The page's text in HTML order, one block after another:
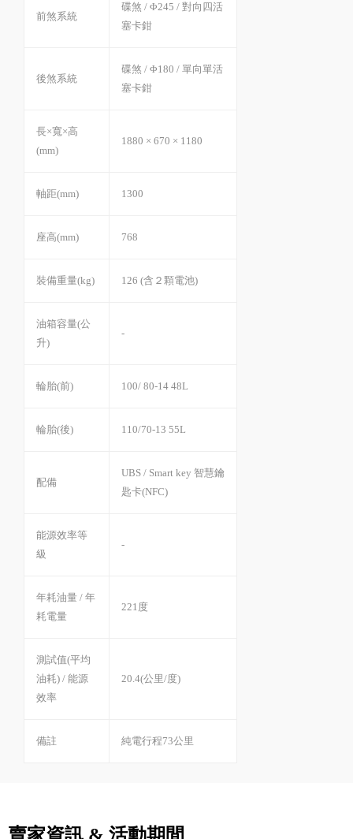
前煞系統
碟煞 / Φ245 / 對向四活
塞卡鉗
後煞系統
碟煞 / Φ180 / 單向單活
塞卡鉗
長×寬×高
(mm)
1880 × 670 × 1180
軸距(mm) 1300
座高(mm) 768
裝備重量(kg) 126 (含２顆電池)
油箱容量(公
升)
-
輪胎(前) 100/ 80-14 48L
輪胎(後) 110/70-13 55L
配備
UBS / Smart key 智慧鑰
匙卡(NFC)
能源效率等
級
-
年耗油量 / 年
耗電量
221度
測試值(平均
油耗) / 能源
效率
20.4(公里/度)
備註 純電行程73公里